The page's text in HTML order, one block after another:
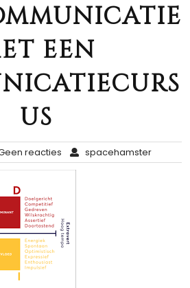
een
us
reacties spacehamster